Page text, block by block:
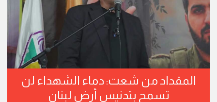
المقداد من شعت: دماء الشهداء لن
تسمح بتدنيس أرض لبنان